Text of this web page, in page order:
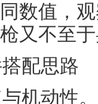
数值，
又不至
配思路
机动性